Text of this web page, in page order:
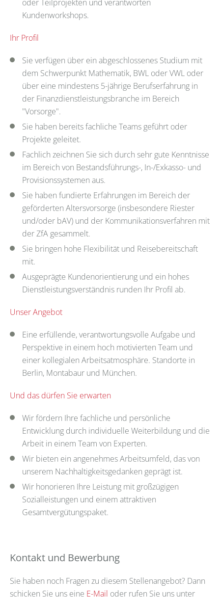
oder Teilprojekten und verantworten
Kundenworkshops.
Ihr Profil
Sie verfügen über ein abgeschlossenes Studium mit
dem Schwerpunkt Mathematik, BWL oder VWL oder
über eine mindestens 5-jährige Berufserfahrung in
der Finanzdienstleistungsbranche im Bereich
"Vorsorge".
Sie haben bereits fachliche Teams geführt oder
Projekte geleitet.
Fachlich zeichnen Sie sich durch sehr gute Kenntnisse
im Bereich von Bestandsführungs-, In-/Exkasso- und
Provisionssystemen aus.
Sie haben fundierte Erfahrungen im Bereich der
geförderten Altersvorsorge (insbesondere Riester
und/oder bAV) und der Kommunikationsverfahren mit
der ZfA gesammelt.
Sie bringen hohe Flexibilität und Reisebereitschaft
mit.
Ausgeprägte Kundenorientierung und ein hohes
Dienstleistungsverständnis runden Ihr Profil ab.
Unser Angebot
Eine erfüllende, verantwortungsvolle Aufgabe und
Perspektive in einem hoch motivierten Team und
einer kollegialen Arbeitsatmosphäre. Standorte in
Berlin, Montabaur und München.
Und das dürfen Sie erwarten
Wir fördern Ihre fachliche und persönliche
Entwicklung durch individuelle Weiterbildung und die
Arbeit in einem Team von Experten.
Wir bieten ein angenehmes Arbeitsumfeld, das von
unserem Nachhaltigkeitsgedanken geprägt ist.
Wir honorieren Ihre Leistung mit großzügigen
Sozialleistungen und einem attraktiven
Gesamtvergütungspaket.
Kontakt und Bewerbung
Sie haben noch Fragen zu diesem Stellenangebot? Dann
schicken Sie uns eine E-Mail oder rufen Sie uns unter